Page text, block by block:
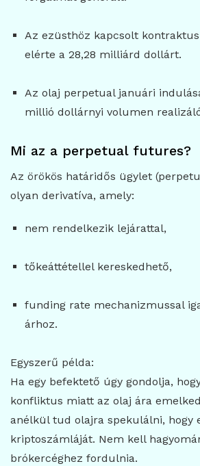
Az ezüsthöz kapcsolt
elérte a 28,28 milliárd dollárt.
Az olaj perpetual januári
millió dollárnyi volumen
Mi az a perpetual futures?
Az örökös határidős ügylet
olyan derivatíva, amely:
nem rendelkezik lejárattal,
tőkeáttétellel kereskedhető,
funding rate mechanizmussal
árhoz.
Egyszerű példa:
Ha egy befektető úgy gondolja,
konfliktus miatt az olaj ára
anélkül tud olajra spekulálni, hogy
kriptoszámláját. Nem kell
brókercéghez fordulnia.